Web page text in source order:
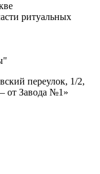
ритуальных
переулок, 1/2,
от Завода №1»